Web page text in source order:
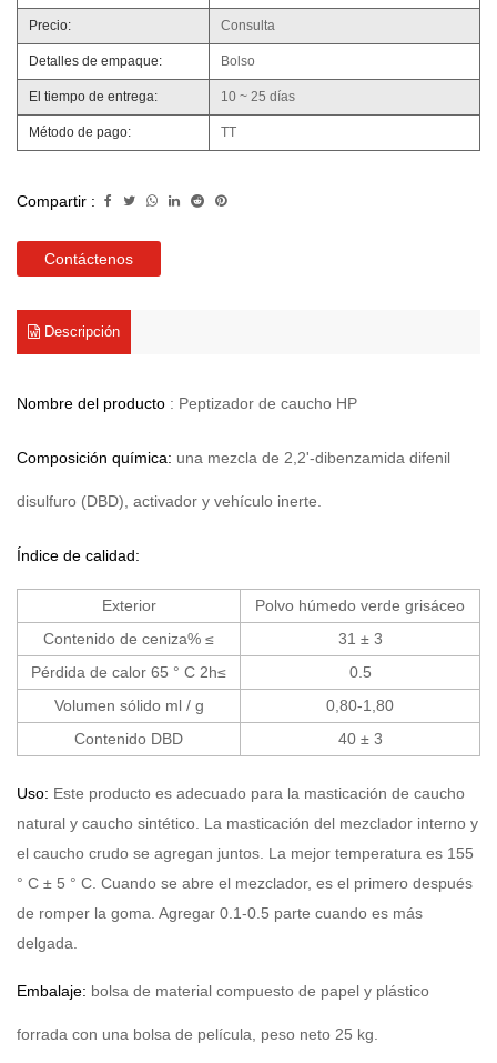
Precio: Consulta
Detalles de empaque: Bolso
El tiempo de entrega: 10 ~ 25 días
Método de pago: TT
Compartir :
Contáctenos
Descripción
Nombre del producto : Peptizador de caucho HP
Composición química: una mezcla de 2,2'-dibenzamida difenil
disulfuro (DBD), activador y vehículo inerte.
Índice de calidad:
Exterior
Polvo húmedo verde grisáceo
Contenido de ceniza% ≤
31 ± 3
Pérdida de calor 65 ° C 2h≤
0.5
Volumen sólido ml / g
0,80-1,80
Contenido DBD
40 ± 3
Uso: Este producto es adecuado para la masticación de caucho
natural y caucho sintético. La masticación del mezclador interno y
el caucho crudo se agregan juntos. La mejor temperatura es 155
° C ± 5 ° C. Cuando se abre el mezclador, es el primero después
de romper la goma. Agregar 0.1-0.5 parte cuando es más
delgada.
Embalaje: bolsa de material compuesto de papel y plástico
forrada con una bolsa de película, peso neto 25 kg.